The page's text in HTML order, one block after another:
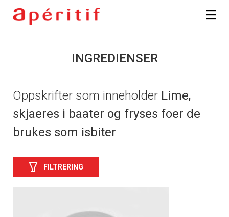
INGREDIENSER
Oppskrifter som inneholder Lime,
skjaeres i baater og fryses foer de
brukes som isbiter
FILTRERING